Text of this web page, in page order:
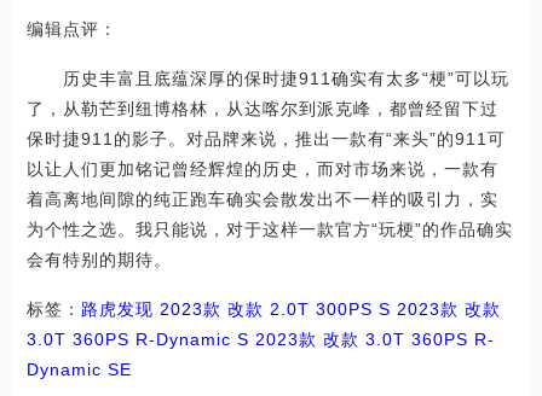
编辑点评：
历史丰富且底蕴深厚的保时捷911确实有太多“梗”可以玩
了，从勒芒到纽博格林，从达喀尔到派克峰，都曾经留下过
保时捷911的影子。对品牌来说，推出一款有“来头”的911可
以让人们更加铭记曾经辉煌的历史，而对市场来说，一款有
着高离地间隙的纯正跑车确实会散发出不一样的吸引力，实
为个性之选。我只能说，对于这样一款官方“玩梗”的作品确实
会有特别的期待。
标签： 路虎发现 2023款 改款 2.0T 300PS S 2023款 改款
3.0T 360PS R-Dynamic S 2023款 改款 3.0T 360PS R-
Dynamic SE